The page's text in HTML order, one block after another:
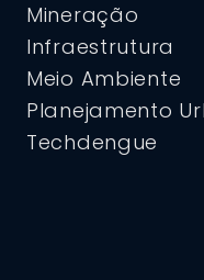
Mineração
Infraestrutura
Meio Ambiente
Planejamento
Techdengue